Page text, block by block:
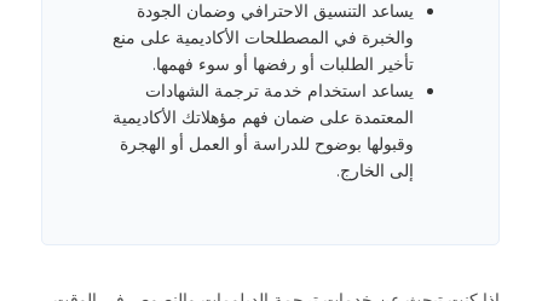
يساعد التنسيق الاحترافي وضمان الجودة
والخبرة في المصطلحات الأكاديمية على منع
تأخير الطلبات أو رفضها أو سوء فهمها.
يساعد استخدام خدمة ترجمة الشهادات
المعتمدة على ضمان فهم مؤهلاتك الأكاديمية
وقبولها بوضوح للدراسة أو العمل أو الهجرة
إلى الخارج.